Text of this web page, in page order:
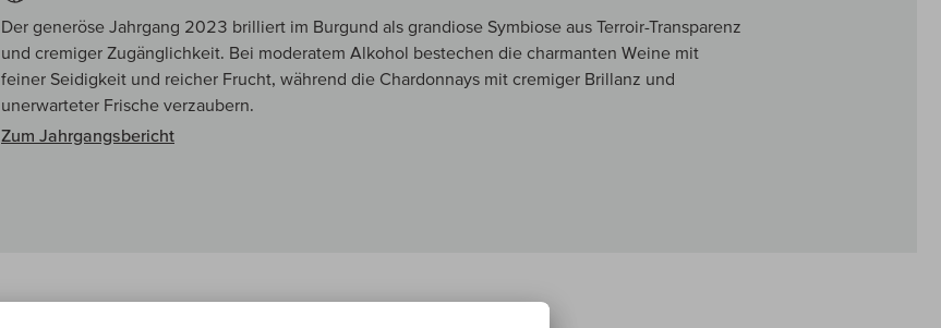
Der generöse Jahrgang 2023 brilliert im Burgund als grandiose Symbiose aus Terroir-Transparenz
und cremiger Zugänglichkeit. Bei moderatem Alkohol bestechen die charmanten Weine mit
feiner Seidigkeit und reicher Frucht, während die Chardonnays mit cremiger Brillanz und
unerwarteter Frische verzaubern.
Zum Jahrgangsbericht